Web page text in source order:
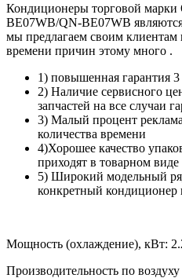
Кондиционеры торговой марки
BE07WB/QN-BE07WB
мы предлагаем своим клиентам
времени причин этому много .
1) повышенная гарантия 3
2) Наличие сервисного
запчастей на все случаи
3) Малый процент
количества времени
4)Хорошее качество
приходят в товарном виде
5) Широкий модельный
конкретный кондиционер
Мощность (охлаждение), кВт:
Производительность по